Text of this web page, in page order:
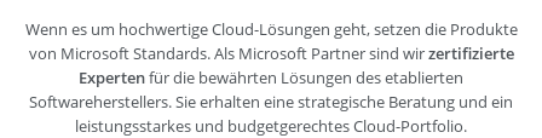
Wenn es um hochwertige Cloud-Lösungen geht, setzen die Produkte
von Microsoft Standards. Als Microsoft Partner sind wirzertifizierte
Expertenfür die bewährten Lösungen des etablierten
Softwareherstellers. Sie erhalten eine strategische Beratung und ein
leistungsstarkes und budgetgerechtes Cloud-Portfolio.